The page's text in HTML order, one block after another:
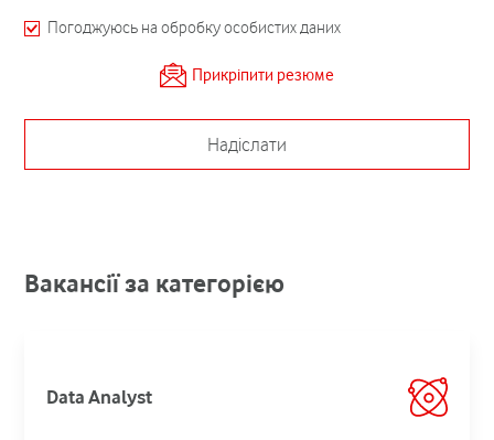
Вакансії за категорією
Data Analyst
Погоджуюсь на обробку особистих даних
Прикріпити резюме
Надіслати